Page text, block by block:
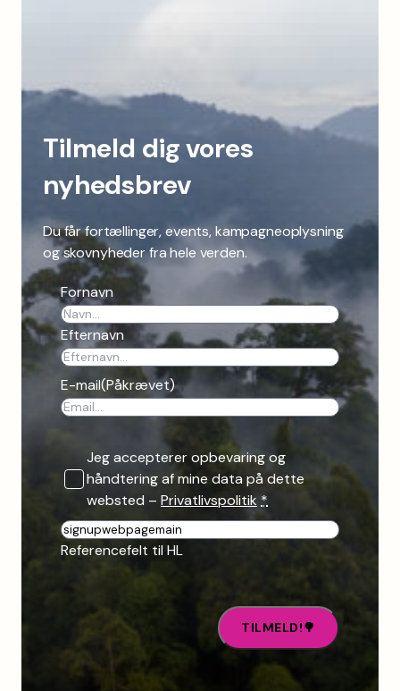
Tilmeld dig vores
nyhedsbrev
Du får fortællinger, events, kampagneoplysning
og skovnyheder fra hele verden.
Fornavn
Efternavn
E-mail(Påkrævet)
Jeg accepterer opbevaring og
håndtering af mine data på dette
websted – Privatlivspolitik *
R
e
Referencefelt til HL